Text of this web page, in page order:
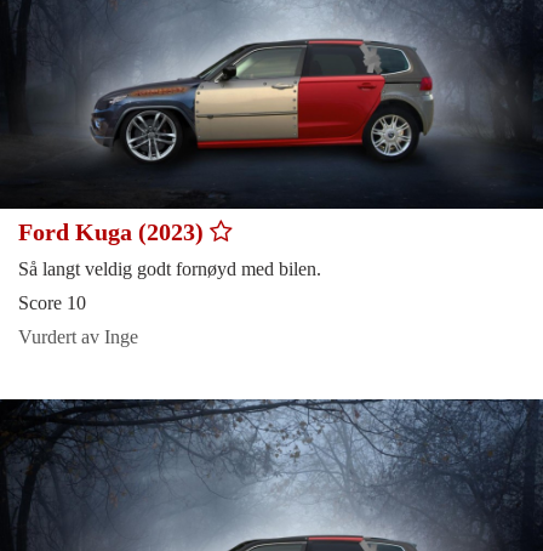
Ford Kuga (2023)
Så langt veldig godt fornøyd med bilen.
Score 10
Vurdert av Inge